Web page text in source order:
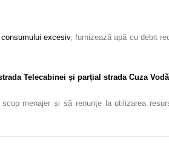
excesiv, furnizează apă cu debit
Telecabinei și parțial strada Cuza Vodă
menajer și să renunțe la utilizarea